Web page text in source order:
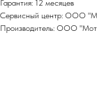
Гарантия: 12 месяцев
Сервисный центр: ООО
Производитель: ООО